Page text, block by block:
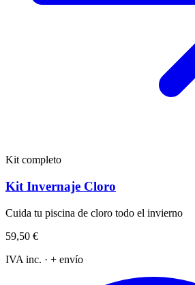
Kit completo
Kit Invernaje Cloro
Cuida tu piscina de cloro todo el invierno
59,50 €
IVA inc. · + envío